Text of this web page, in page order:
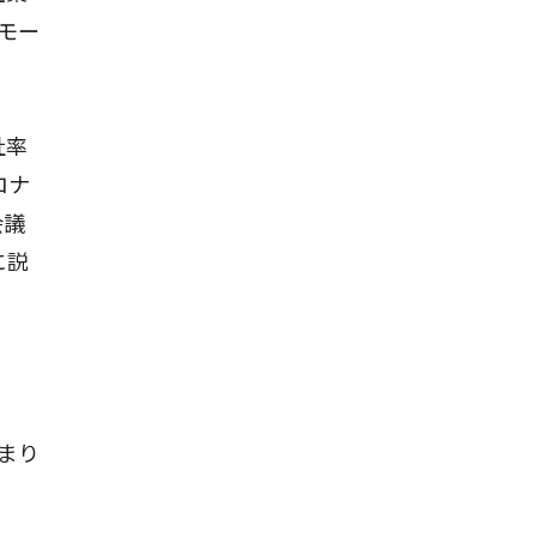
ー
率
ナ
説
り